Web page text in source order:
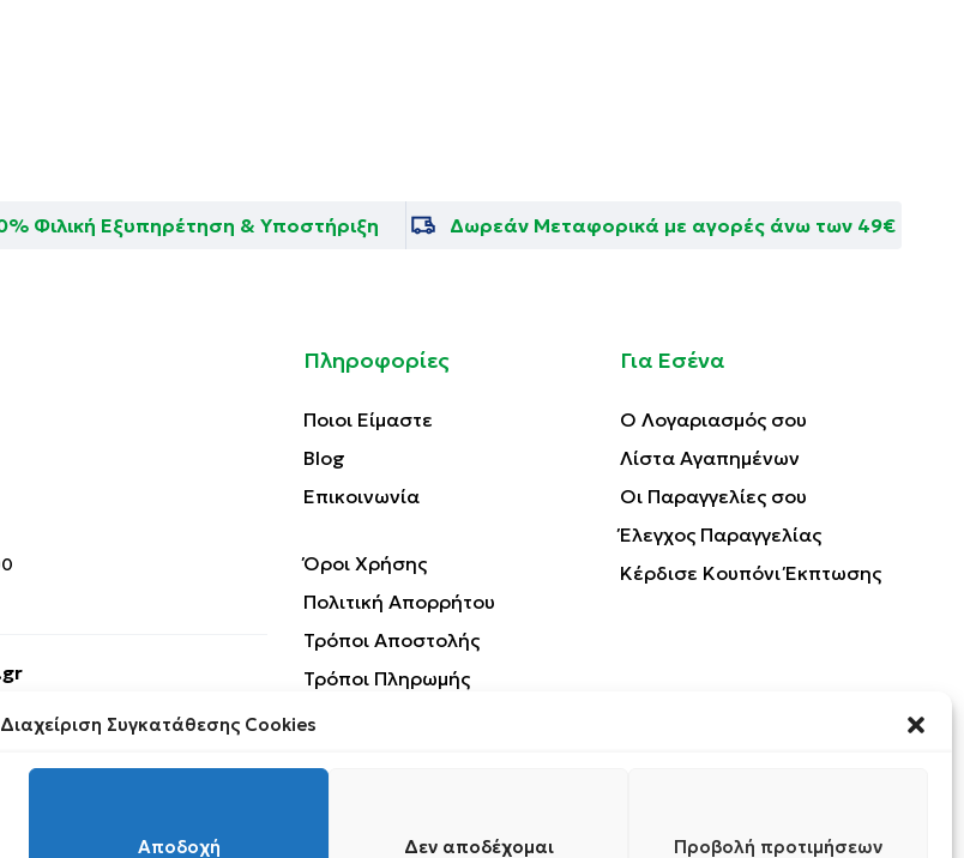
Διαχείριση Συγκατάθεσης Cookies
Αποδοχή Δεν αποδέχομαι Προβολή προτιμήσεων
Φιλική Εξυπηρέτηση & Υποστήριξη Δωρεάν Μεταφορικά με αγορές άνω των 49€
Πληροφορίες
Ποιοι Είμαστε
Blog
Επικοινωνία
Όροι Χρήσης
Πολιτική Απορρήτου
Τρόποι Αποστολής
Τρόποι Πληρωμής
Επιστροφές Προϊόντων
Για Εσένα
Ο Λογαριασμός σου
Λίστα Αγαπημένων
Οι Παραγγελίες σου
Έλεγχος Παραγγελίας
Κέρδισε Κουπόνι Έκπτωσης